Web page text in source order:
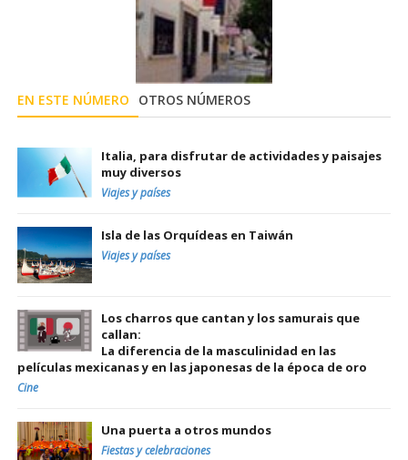
EN ESTE NÚMERO OTROS NÚMEROS
Italia, para disfrutar de actividades y paisajes
muy diversos
Viajes y países
Isla de las Orquídeas en Taiwán
Viajes y países
Los charros que cantan y los samurais que
callan:
La diferencia de la masculinidad en las
películas mexicanas y en las japonesas de la época de oro
Cine
Una puerta a otros mundos
Fiestas y celebraciones